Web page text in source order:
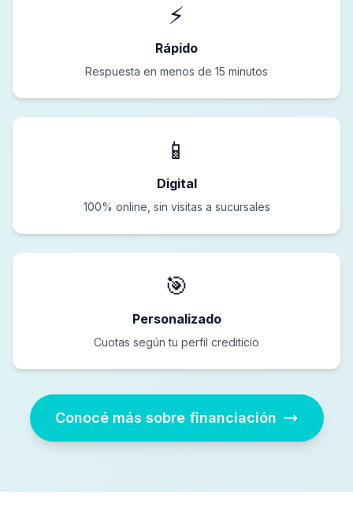
⚡
Rápido
Respuesta en menos de 15 minutos
📱
Digital
100% online, sin visitas a sucursales
🎯
Personalizado
Cuotas según tu perfil crediticio
Conocé más sobre financiación